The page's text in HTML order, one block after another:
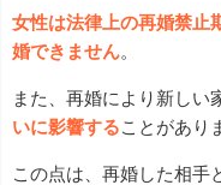
女性は法律上の再婚禁止
婚できません。
また、再婚により新しい
いに影響することがあり
この点は、再婚した相手